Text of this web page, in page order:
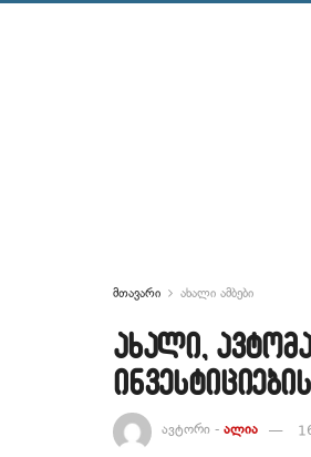
მთავარი ახალი ამბები
ახალი,
ავტორი - ალია